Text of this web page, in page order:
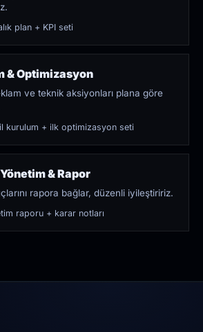
plan + KPI seti
& Optimizasyon
ve teknik aksiyonları plana göre
kurulum + ilk optimizasyon seti
& Rapor
rapora bağlar, düzenli iyileştiririz.
raporu + karar notları